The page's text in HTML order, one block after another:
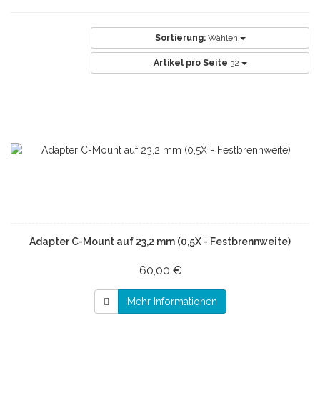
Sortierung: Wählen
Artikel pro Seite 32
Adapter C-Mount auf 23,2 mm (0,5X - Festbrennweite)
60,00 €
Mehr Informationen